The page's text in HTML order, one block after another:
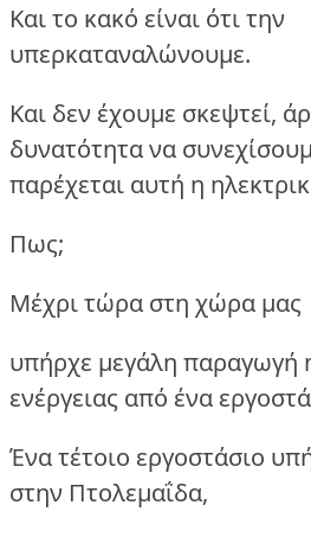
Και το κακό είναι ότι την
υπερκαταναλώνουμε.
Και δεν έχουμε σκεψτεί,
δυνατότητα να
παρέχεται αυτή η
Πως;
Μέχρι τώρα στη χώρα μας
υπήρχε μεγάλη παραγωγή
ενέργειας από ένα
Ένα τέτοιο εργοστάσιο
στην Πτολεμαΐδα,